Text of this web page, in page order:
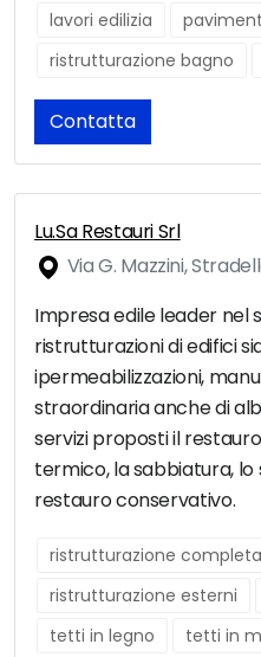
lavori edilizia
ristrutturazione bagno
Contatta
Lu.Sa Restauri Srl
Via G. Mazzini,
Impresa edile leader nel
ristrutturazioni di edifici
ipermeabilizzazioni,
straordinaria anche di
servizi proposti il
termico, la sabbiatura, lo
restauro conservativo.
ristrutturazione completa
ristrutturazione esterni
tetti in legno
tetti in